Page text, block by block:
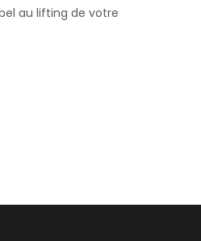
au lifting de votre